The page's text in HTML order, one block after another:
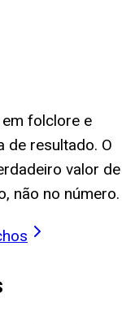
folclore e
de resultado. O
valor de
não no número.